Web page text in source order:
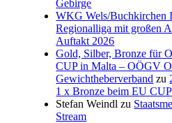
Gebirge
WKG Wels/Buchkirchen
Regionalliga mit großen
Auftakt 2026
Gold, Silber, Bronze für
CUP in Malta – OÖGV
Gewichtheberverband zu
1 x Bronze beim EU CUP
Stefan Weindl zu
Stream